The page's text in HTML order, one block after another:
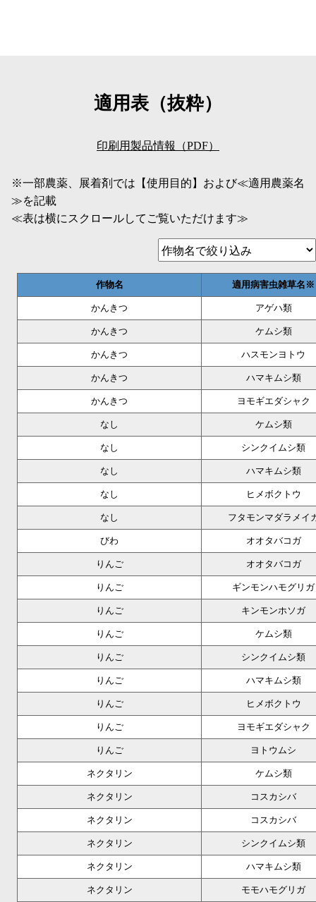
適用表（抜粋）
印刷用製品情報（PDF）
※一部農薬、展着剤では【使用目的】および≪適用農薬名
≫を記載
≪表は横にスクロールしてご覧いただけます≫
作物名 適用病害虫雑草名※
かんきつ アゲハ類
かんきつ ケムシ類
かんきつ ハスモンヨトウ
かんきつ ハマキムシ類
かんきつ ヨモギエダシャク
なし ケムシ類
なし シンクイムシ類
なし ハマキムシ類
なし ヒメボクトウ
なし フタモンマダラメイ
びわ オオタバコガ
りんご オオタバコガ
りんご ギンモンハモグリガ
りんご キンモンホソガ
りんご ケムシ類
りんご シンクイムシ類
りんご ハマキムシ類
りんご ヒメボクトウ
りんご ヨモギエダシャク
りんご ヨトウムシ
ネクタリン ケムシ類
ネクタリン コスカシバ
ネクタリン コスカシバ
ネクタリン シンクイムシ類
ネクタリン ハマキムシ類
ネクタリン モモハモグリガ